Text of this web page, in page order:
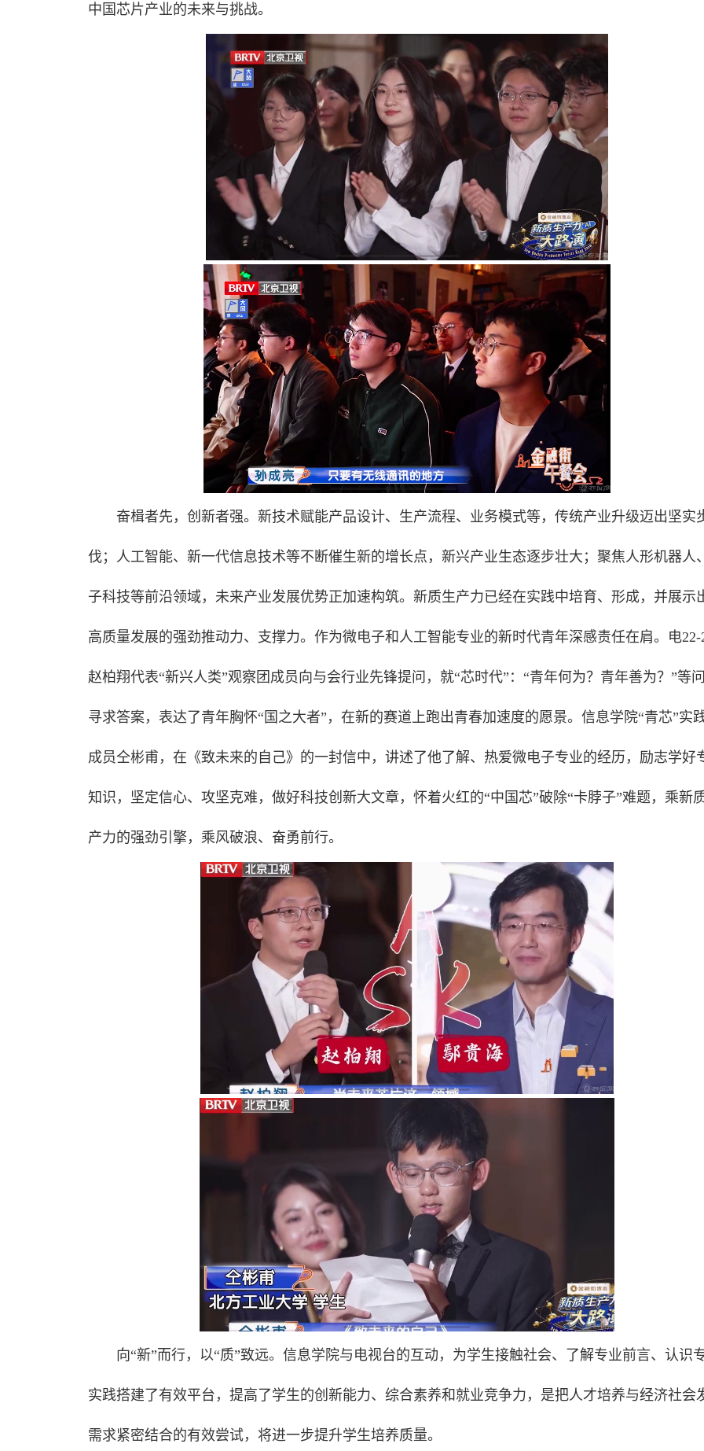
中国芯片产业的未来与挑战。
奋楫者先，创新者强。新技术赋能产品设计、生产流程、业务模式等，传统产业升级迈出坚实
伐；人工智能、新一代信息技术等不断催生新的增长点，新兴产业生态逐步壮大；聚焦人形机器人
子科技等前沿领域，未来产业发展优势正加速构筑。新质生产力已经在实践中培育、形成，并展示
高质量发展的强劲推动力、支撑力。作为微电子和人工智能专业的新时代青年深感责任在肩。电22-
赵柏翔代表“新兴人类”观察团成员向与会行业先锋提问，就“芯时代”：“青年何为？青年善为？”等
寻求答案，表达了青年胸怀“国之大者”，在新的赛道上跑出青春加速度的愿景。信息学院“青芯”实
成员仝彬甫，在《致未来的自己》的一封信中，讲述了他了解、热爱微电子专业的经历，励志学好
知识，坚定信心、攻坚克难，做好科技创新大文章，怀着火红的“中国芯”破除“卡脖子”难题，乘新
产力的强劲引擎，乘风破浪、奋勇前行。
向“新”而行，以“质”致远。信息学院与电视台的互动，为学生接触社会、了解专业前言、认识
实践搭建了有效平台，提高了学生的创新能力、综合素养和就业竞争力，是把人才培养与经济社会
需求紧密结合的有效尝试，将进一步提升学生培养质量。